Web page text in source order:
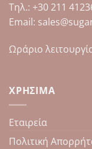
Tηλ.: +30 211
Email:
Ωράριο
ΧΡΉΣΙΜΑ
Εταιρεία
Πολιτική